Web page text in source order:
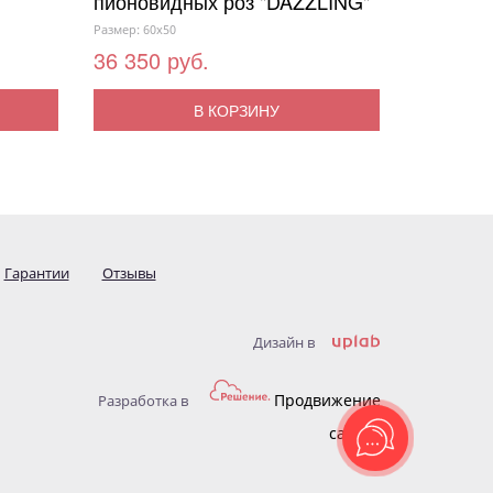
Размер: 60x50
36 350 руб.
В КОРЗИНУ
Гарантии Отзывы
Дизайн в
Разработка в
Продвижение
сайтов